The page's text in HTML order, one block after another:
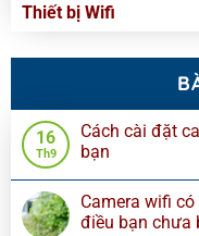
Thiết bị Wifi
16
Th9
Cách cài đặt
bạn
Camera wifi
điều bạn chưa